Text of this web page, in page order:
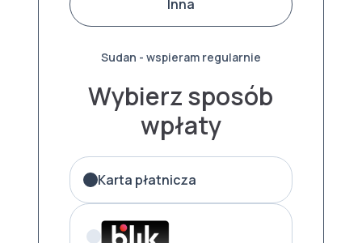
Inna
Sudan - wspieram regularnie
Wybierz sposób
wpłaty
Karta płatnicza